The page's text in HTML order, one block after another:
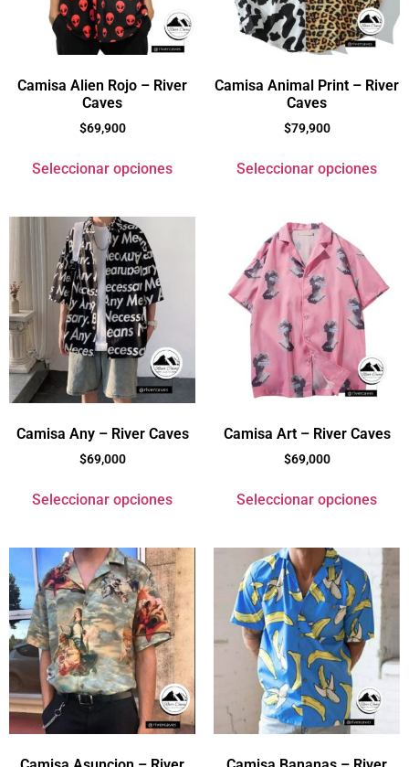
Camisa Alien Rojo – River
Caves
$69,900
Seleccionar opciones
Camisa Animal Print – River
Caves
$79,900
Seleccionar opciones
Camisa Any – River Caves
$69,000
Seleccionar opciones
Camisa Art – River Caves
$69,000
Seleccionar opciones